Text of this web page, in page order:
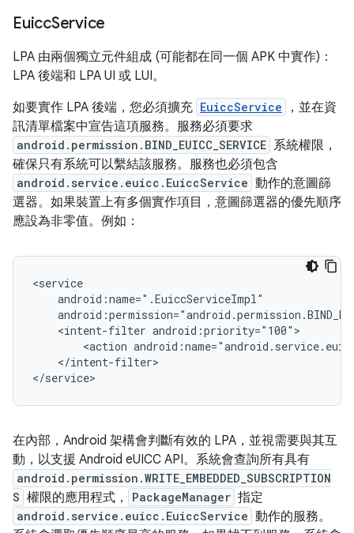
EuiccService
LPA 由兩個獨立元件組成 (可能都在同一個 APK 中實作)：
LPA 後端和 LPA UI 或 LUI。
如要實作 LPA 後端，您必須擴充 EuiccService
，並在資
訊清單檔案中宣告這項服務。服務必須要求
android.permission.BIND_EUICC_SERVICE 系統權限，
確保只有系統可以繫結該服務。服務也必須包含
android.service.euicc.EuiccService 動作的意圖篩
選器。如果裝置上有多個實作項目，意圖篩選器的優先順序
應設為非零值。例如：
<service
    android:name=".EuiccServiceImpl"
    <intent-filter android:priority="100">
<action
    </intent-filter>
在內部，Android 架構會判斷有效的 LPA，並視需要與其互
動，以支援 Android eUICC API。系統會查詢所有具有
android.permission.WRITE_EMBEDDED_SUBSCRIPTION
S 權限的應用程式， PackageManager 指定
android.service.euicc.EuiccService 動作的服務。